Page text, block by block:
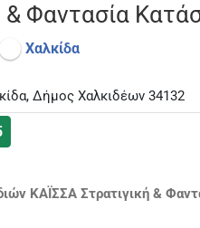
& Φαντασία
Χαλκίδα
Δήμος Χαλκιδέων 34132
ΚΑΪΣΣΑ Στρατιγική &